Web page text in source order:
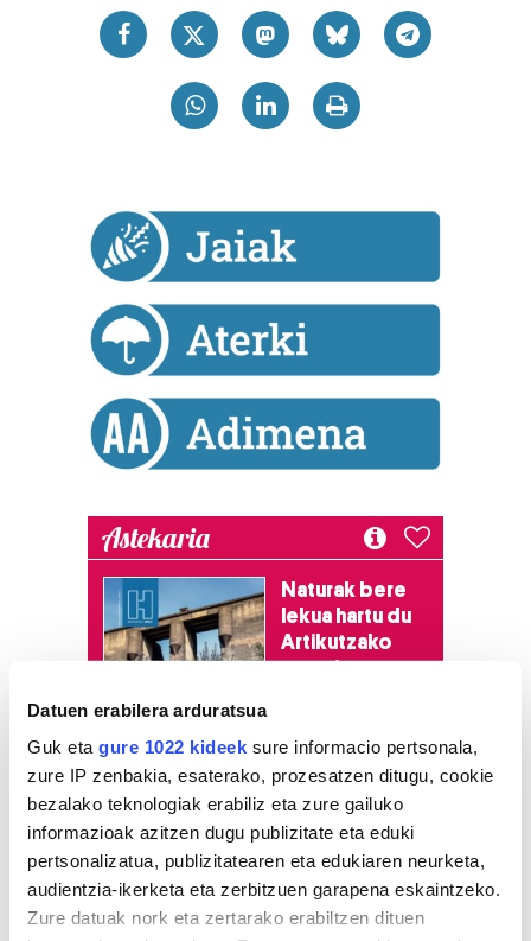
Datuen erabilera arduratsua
Guk eta gure 1022 kideek sure informacio pertsonala,
zure IP zenbakia, esaterako, prozesatzen ditugu, cookie
bezalako teknologiak erabiliz eta zure gailuko
informazioak azitzen dugu publizitate eta eduki
pertsonalizatua, publizitatearen eta edukiaren neurketa,
audientzia-ikerketa eta zerbitzuen garapena eskaintzeko.
Zure datuak nork eta zertarako erabiltzen dituen
Astekaria
Naturak bere
lekua hartu du
Artikutzako
urtegian
HARTU HITZA
Azken egunetako irakurrienak
1
Jaietan ere palestinar